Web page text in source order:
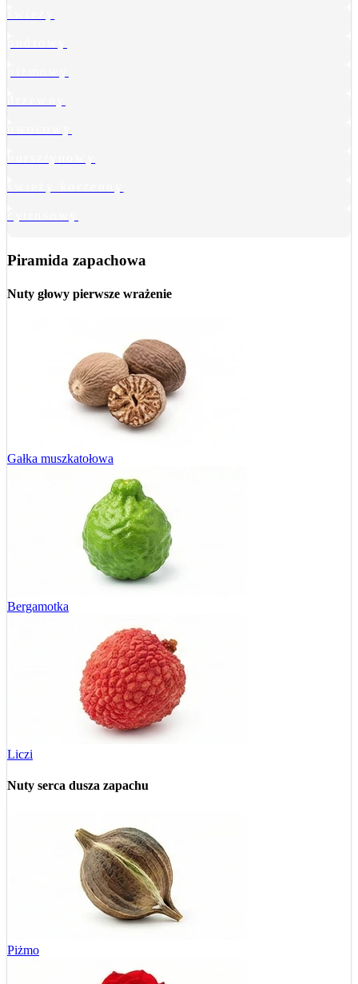
Piramida zapachowa
Nuty głowy pierwsze wrażenie
Gałka muszkatołowa
Bergamotka
Liczi
Nuty serca dusza zapachu
Piżmo